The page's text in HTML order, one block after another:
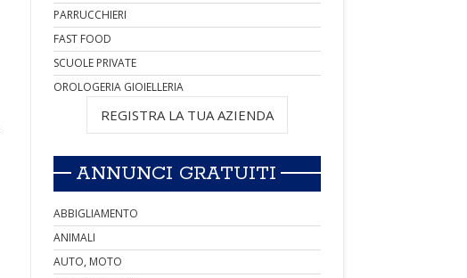
PARRUCCHIERI
FAST FOOD
SCUOLE PRIVATE
OROLOGERIA GIOIELLERIA
REGISTRA LA TUA AZIENDA
ANNUNCI GRATUITI
ABBIGLIAMENTO
ANIMALI
AUTO, MOTO